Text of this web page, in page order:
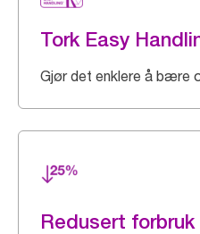
Tork Easy
Gjør det enklere å bære
Redusert forbruk